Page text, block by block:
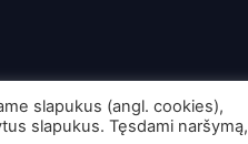
slapukus (angl. cookies),
slapukus. Tęsdami naršymą,